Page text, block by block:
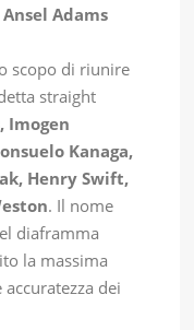
Ansel Adams
scopo di riunire
straight
Imogen
Kanaga,
Henry Swift,
. Il nome
diaframma
la massima
dei